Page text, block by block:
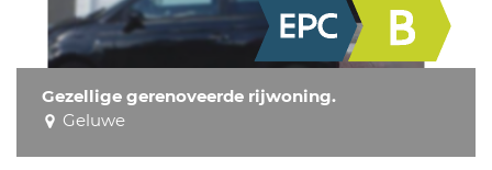
Gezellige gerenoveerde rijwoning.
Geluwe